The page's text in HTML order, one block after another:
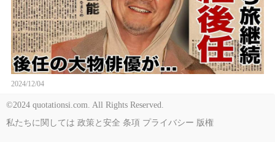
2024/12/04
©2024 quotationsi.com. All Rights Reserved.
私たちに関しては 政策と安全 条項 プライバシー 版権